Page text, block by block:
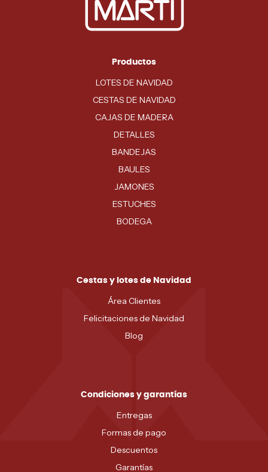
Productos
LOTES DE NAVIDAD
CESTAS DE NAVIDAD
CAJAS DE MADERA
DETALLES
BANDEJAS
BAULES
JAMONES
ESTUCHES
BODEGA
Cestas y lotes de Navidad
Área Clientes
Felicitaciones de Navidad
Blog
Condiciones y garantías
Entregas
Formas de pago
Descuentos
Garantías